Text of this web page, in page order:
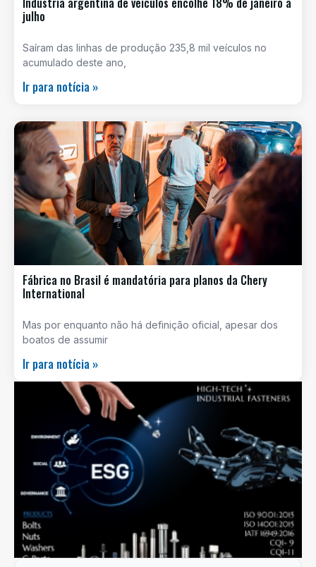
julho
Saíram das linhas de produção 235,8 mil veículos no
acumulado deste ano,
Ir para notícia »
Fábrica no Brasil é mandatória para planos da Chery
International
Mas por enquanto não há definição oficial, apesar dos
boatos de assumir
Ir para notícia »